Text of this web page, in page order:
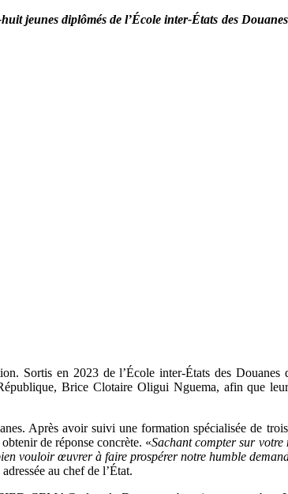
jeunes diplômés de l’École inter-États des
Sortis en 2023 de l’École inter-États des
Brice Clotaire Oligui Nguema, afin que
Après avoir suivi une formation spécialisée de
de réponse concrète. «Sachant compter sur votre
vouloir œuvrer à faire prospérer notre humble
au chef de l’État.